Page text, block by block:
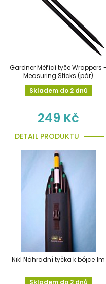
Gardner Měřící tyče Wrappers
Measuring Sticks (pár)
Skladem do 2 dnů
249 Kč
DETAIL PRODUKTU
Nikl Náhradní tyčka k bójce 1m
Skladem do 2 dnů